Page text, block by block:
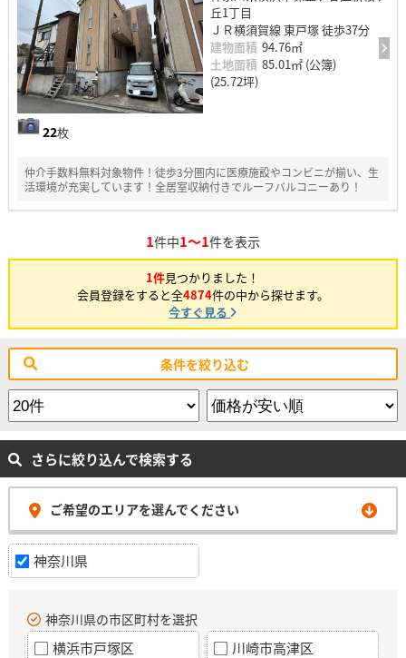
22枚
丘1丁目
ＪＲ横須賀線 東戸塚 徒歩37分
建物面積 94.76㎡
土地面積 85.01㎡ (公簿)
(25.72坪)
仲介手数料無料対象物件！徒歩3分圏内に医療施設やコンビニが揃い、生
活環境が充実しています！全居室収納付きでルーフバルコニーあり！
1件中1～1件を表示
1件見つかりました！
会員登録をすると全4874件の中から探せます。
今すぐ見る
条件を絞り込む
さらに絞り込んで検索する
ご希望のエリアを選んでください
神奈川県
神奈川県の市区町村を選択
横浜市戸塚区 川崎市高津区